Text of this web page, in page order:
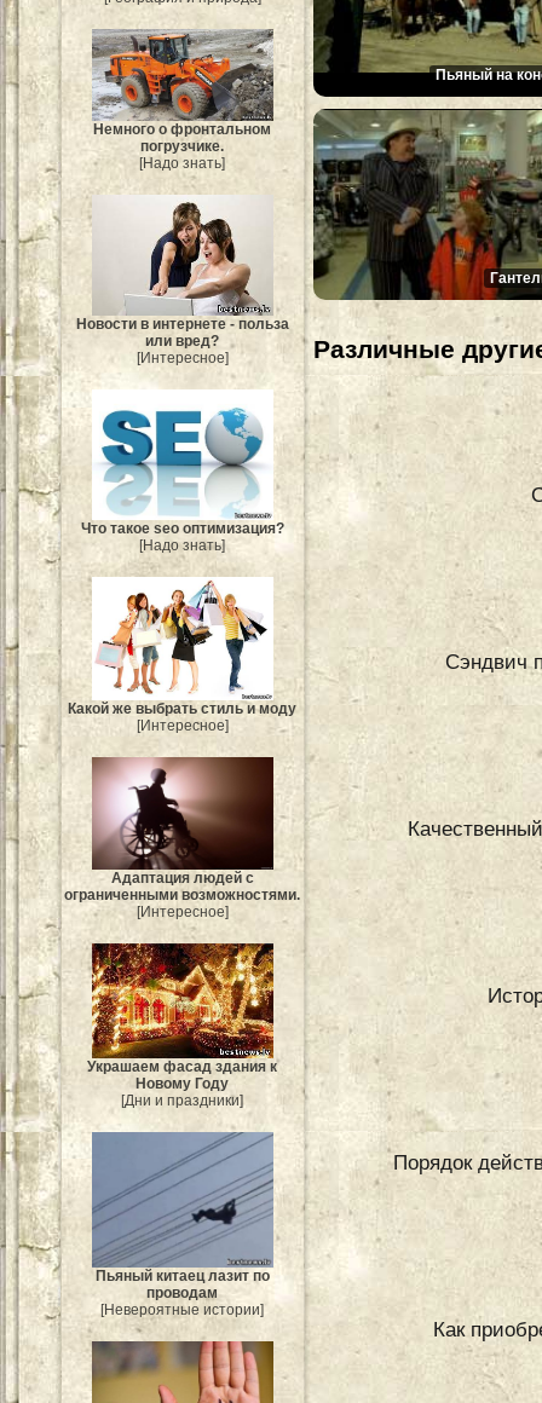
Немного о фронтальном
погрузчике.
[Надо знать]
Новости в интернете - польза
или вред?
[Интересное]
Что такое seo оптимизация?
[Надо знать]
Какой же выбрать стиль и моду
[Интересное]
Адаптация людей с
ограниченными возможностями.
[Интересное]
Украшаем фасад здания к
Новому Году
[Дни и праздники]
Пьяный китаец лазит по
проводам
[Невероятные истории]
Пьяный на
Различные
Сэндвич
Порядок
Как